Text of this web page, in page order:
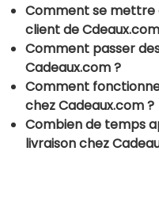
Comment se mettre
client de
Comment passer
Cadeaux.com ?
Comment
chez Cadeaux.com ?
Combien de temps
livraison chez